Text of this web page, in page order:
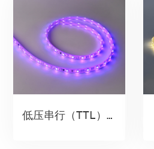
低压串行（TTL）软灯带